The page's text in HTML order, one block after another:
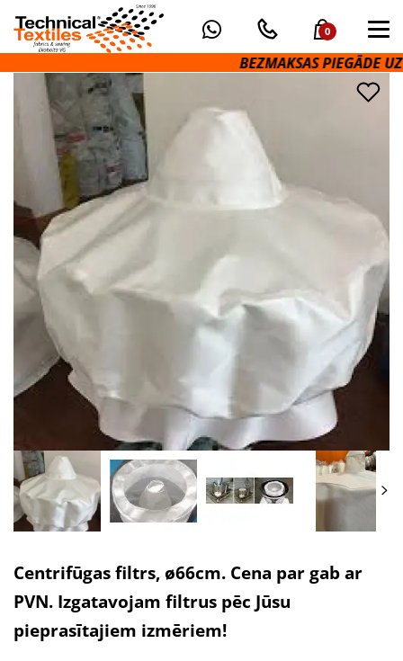
0
BEZMAKSAS PIEGĀDE
Centrifūgas filtrs, ø66cm. Cena par gab ar
PVN. Izgatavojam filtrus pēc Jūsu
pieprasītajiem izmēriem!